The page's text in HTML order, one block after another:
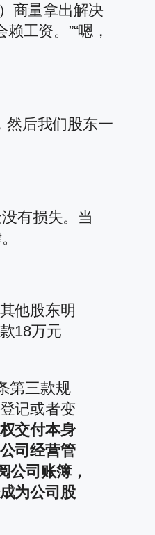
商量拿出解决
工资。”“嗯，
然后我们股东一
有损失。当
他股东明
18万元
第三款规
记或者变
交付本身
司经营管
公司账簿，
为公司股